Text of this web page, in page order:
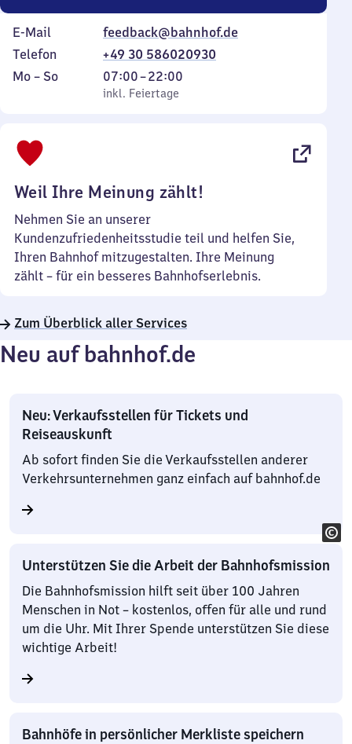
E-Mail
feedback@bahnhof.de
Telefon
+49 30 586020930
Montag
Mo – So,
inkl. Feiertage
07:00–22:00
Von
7
inkl. Feiertage
Weil Ihre Meinung zählt!
Nehmen Sie an unserer
Kundenzufriedenheitsstudie teil und helfen Sie,
Ihren Bahnhof mitzugestalten. Ihre Meinung
zählt – für ein besseres Bahnhofserlebnis.
Zum Überblick aller Services
Neu auf bahnhof.de
Neu: Verkaufsstellen für Tickets und
Reiseauskunft
Ab sofort finden Sie die Verkaufsstellen anderer
Verkehrsunternehmen ganz einfach auf bahnhof.de
Unterstützen Sie die Arbeit der Bahnhofsmission
Die Bahnhofsmission hilft seit über 100 Jahren
Menschen in Not – kostenlos, offen für alle und rund
um die Uhr. Mit Ihrer Spende unterstützen Sie diese
wichtige Arbeit!
Bahnhöfe in persönlicher Merkliste speichern